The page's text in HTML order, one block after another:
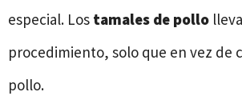
especial. Los tamales de pollo
procedimiento, solo que en vez de
pollo.